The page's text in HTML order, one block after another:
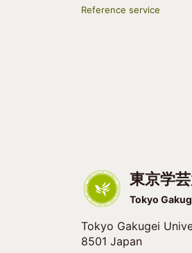
Reference service
東京学
Tokyo
Tokyo Gakugei
8501 Japan